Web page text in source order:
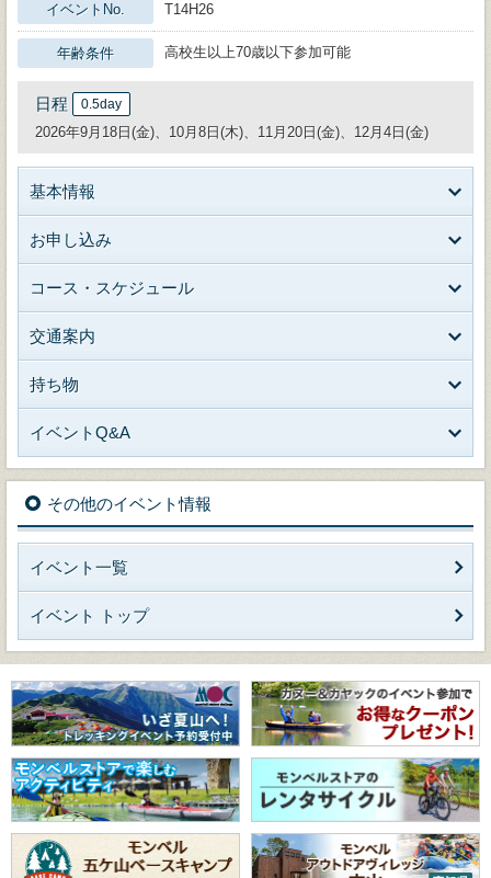
イベントNo. T14H26
年齢条件 高校生以上70歳以下参加可能
日程 0.5day
2026年9月18日(金)、10月8日(木)、11月20日(金)、12月4日(金)
基本情報
お申し込み
コース・スケジュール
交通案内
持ち物
イベントQ&A
その他のイベント情報
イベント一覧
イベント トップ